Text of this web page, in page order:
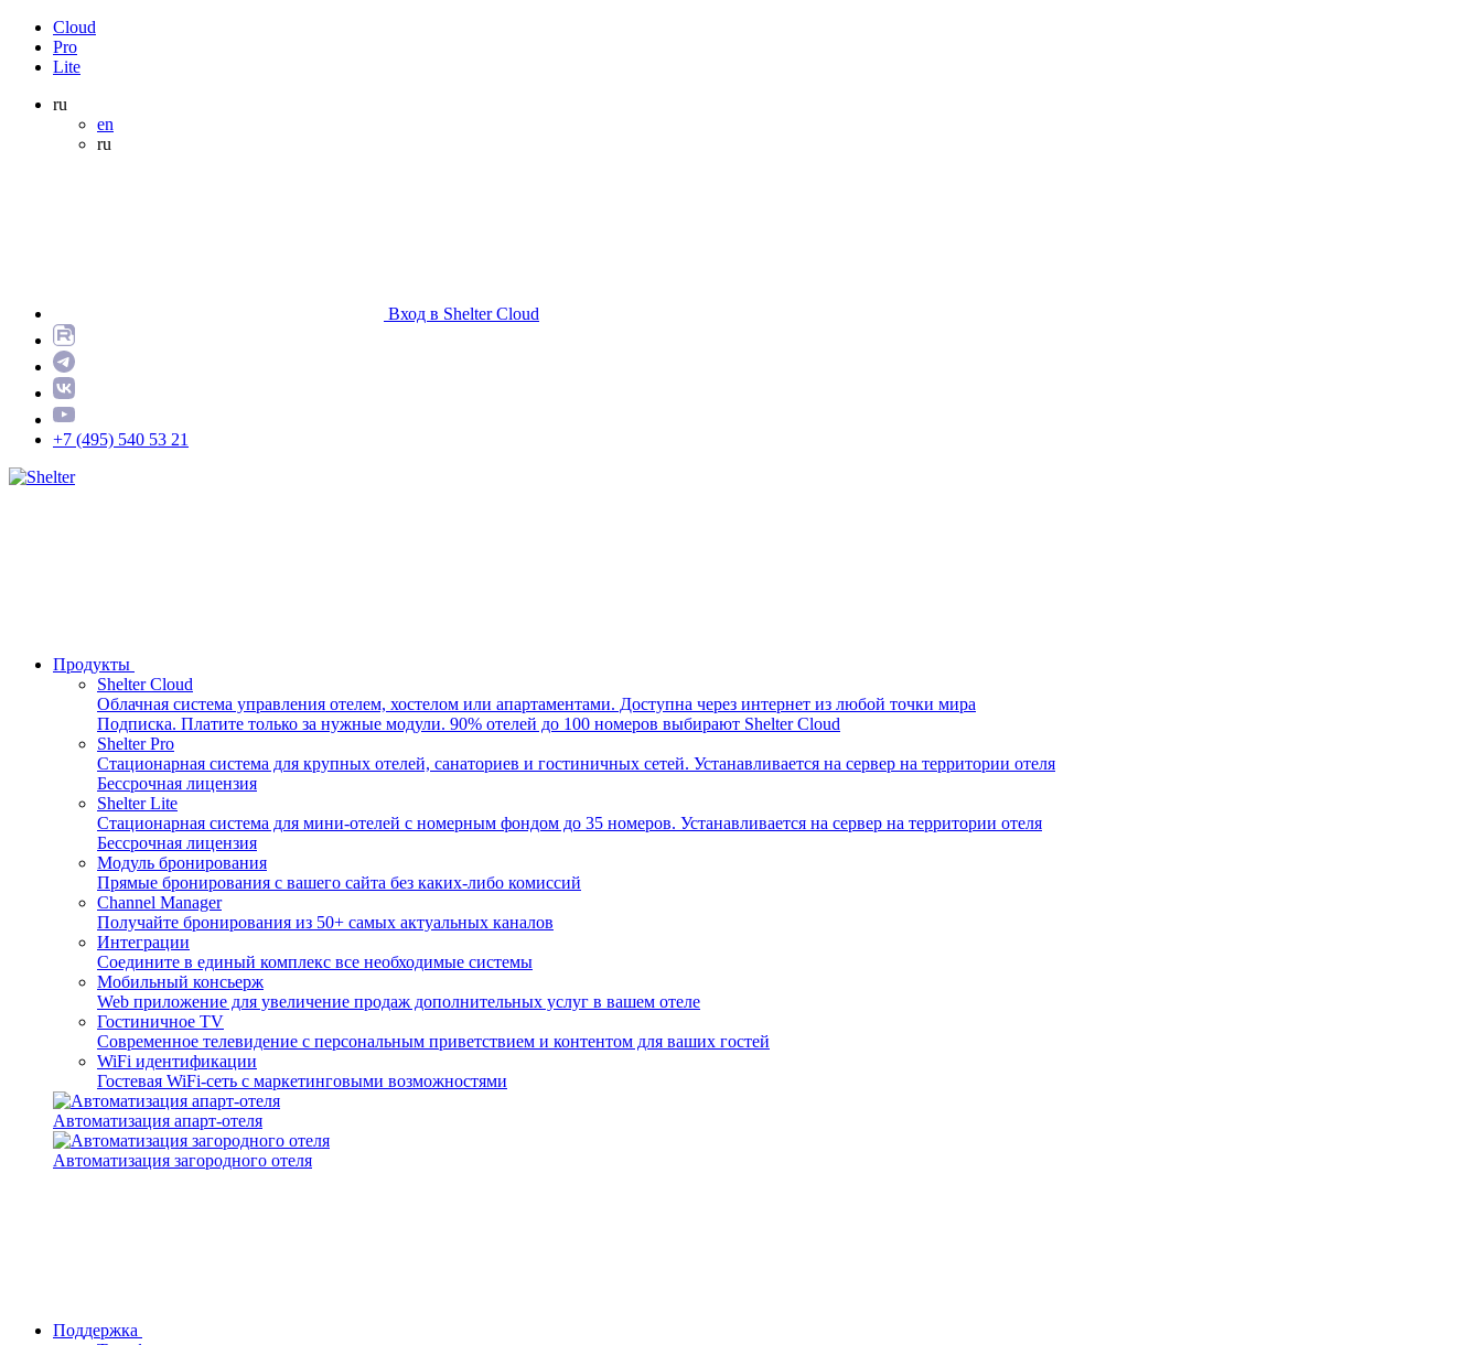
Cloud
Pro
Lite
ru
en
ru
Вход в Shelter Cloud
+7 (495) 540 53 21
Продукты
Shelter Cloud
Облачная система управления отелем, хостелом или апартаментами. Доступна через интернет из любой точки мира
Подписка. Платите только за нужные модули. 90% отелей до 100 номеров выбирают Shelter Cloud
Shelter Pro
Стационарная система для крупных отелей, санаториев и гостиничных сетей. Устанавливается на сервер на территории отеля
Бессрочная лицензия
Shelter Lite
Стационарная система для мини-отелей с номерным фондом до 35 номеров. Устанавливается на сервер на территории отеля
Бессрочная лицензия
Модуль бронирования
Прямые бронирования с вашего сайта без каких-либо комиссий
Channel Manager
Получайте бронирования из 50+ самых актуальных каналов
Интеграции
Соедините в единый комплекс все необходимые системы
Мобильный консьерж
Web приложение для увеличение продаж дополнительных услуг в вашем отеле
Гостиничное TV
Современное телевидение с персональным приветствием и контентом для ваших гостей
WiFi идентификации
Гостевая WiFi-сеть с маркетинговыми возможностями
Автоматизация апарт-отеля
Автоматизация загородного отеля
Поддержка